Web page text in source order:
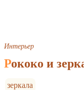
Интерьер
Рококо и
зеркала